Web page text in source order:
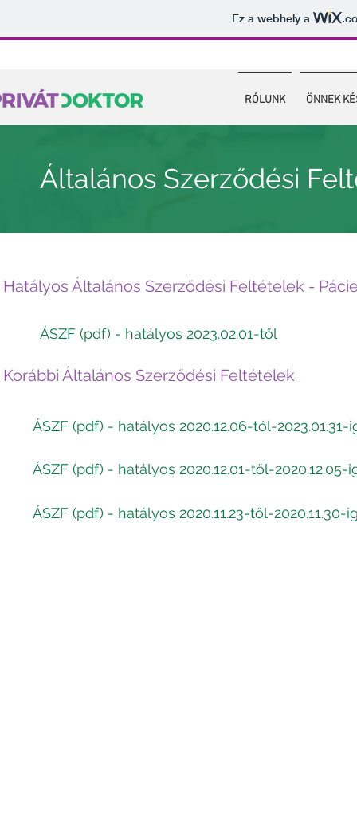
Ez a webhely a
RÓLUNK ÖNNEK
Általános Szerződési
Hatályos Általános Szerződési Feltételek -
ÁSZF (pdf) - hatályos 2023.02.01-től
Korábbi Általános Szerződési Feltételek
ÁSZF (pdf) - hatályos 2020.12.06-tól-2023.01.31-
ÁSZF (pdf) - hatályos 2020.12.01-től-2020.12.05-
ÁSZF (pdf) - hatályos 2020.11.23-től-2020.11.30-